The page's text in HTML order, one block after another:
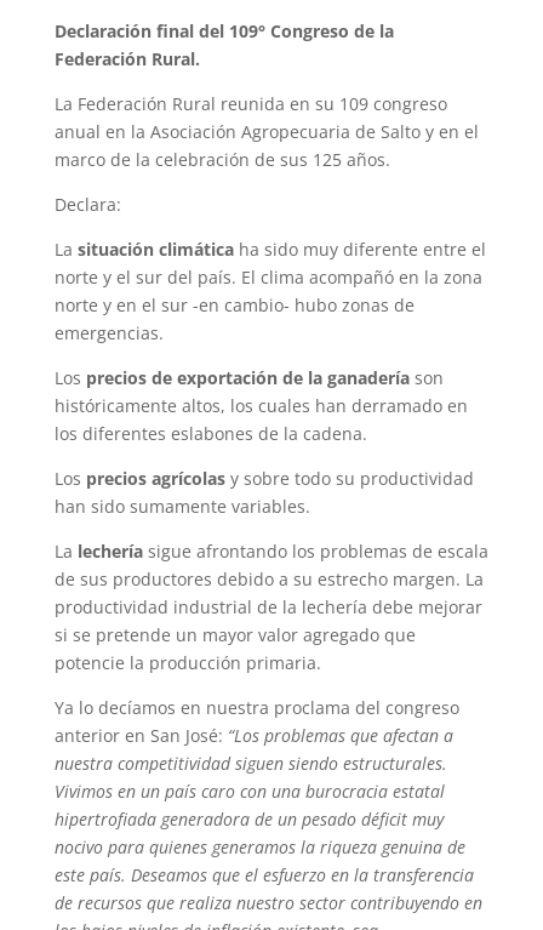
Declaración final del 109° Congreso de la
Federación Rural.
La Federación Rural reunida en su 109 congreso
anual en la Asociación Agropecuaria de Salto y en el
marco de la celebración de sus 125 años.
Declara:
La situación climáticaha sido muy diferente entre el
norte y el sur del país. El clima acompañó en la zona
norte y en el sur -en cambio- hubo zonas de
emergencias.
Los precios de exportación de la ganadería son
históricamente altos, los cuales han derramado en
los diferentes eslabones de la cadena.
Los precios agrícolasy sobre todo su productividad
han sido sumamente variables.
La lecheríasigue afrontando los problemas de escala
de sus productores debido a su estrecho margen. La
productividad industrial de la lechería debe mejorar
si se pretende un mayor valor agregado que
potencie la producción primaria.
Ya lo decíamos en nuestra proclama del congreso
anterior en San José: “Los problemas que afectan a
nuestra competitividad siguen siendo estructurales.
Vivimos en un país caro con una burocracia estatal
hipertrofiada generadora de un pesado déficit muy
nocivo para quienes generamos la riqueza genuina de
este país. Deseamos que el esfuerzo en la transferencia
de recursos que realiza nuestro sector contribuyendo en